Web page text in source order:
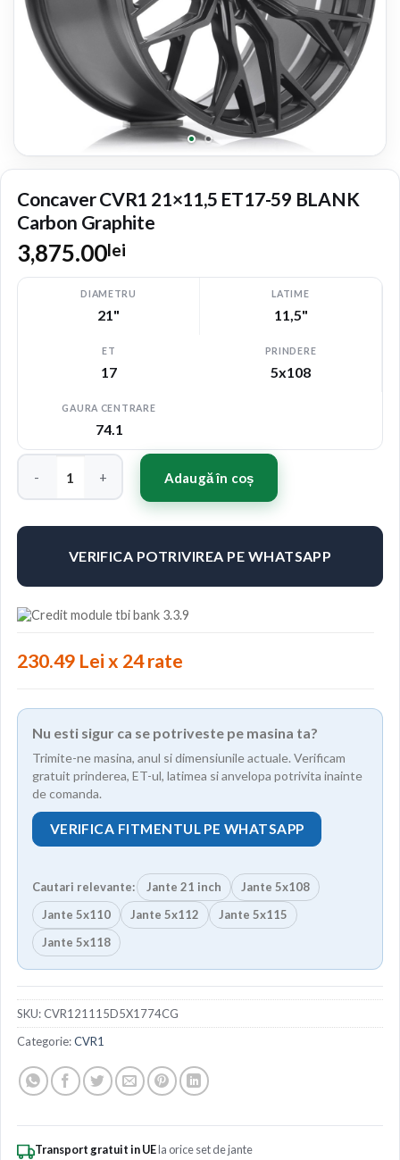
Concaver CVR1 21×11,5 ET17-59 BLANK
Carbon Graphite
3,875.00lei
DIAMETRU
21"
LATIME
11,5"
ET
17
PRINDERE
5x108
GAURA CENTRARE
74.1
Cantitate Concaver CVR1 21x11,5 ET17-59 BLANK Carbon
Adaugă în coș
VERIFICA POTRIVIREA PE WHATSAPP
230.49 Lei x 24 rate
Nu esti sigur ca se potriveste pe masina ta?
Trimite-ne masina, anul si dimensiunile actuale. Verificam
gratuit prinderea, ET-ul, latimea si anvelopa potrivita inainte
de comanda.
VERIFICA FITMENTUL PE WHATSAPP
Cautari relevante: Jante 21 inch
Jante 5x108
Jante 5x110
Jante 5x112
Jante 5x115
Jante 5x118
SKU:CVR121115D5X1774CG
Categorie:CVR1
Transport gratuit in UEla orice set de jante